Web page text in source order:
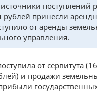
поступлений
рублей принесли
от аренды
управления.
от сервитута
и продажи